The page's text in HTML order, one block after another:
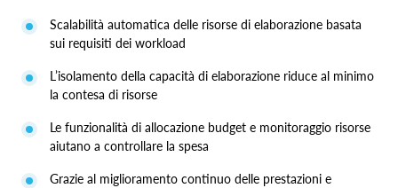
Scalabilità automatica delle risorse di elaborazione basata
sui requisiti dei workload
L’isolamento della capacità di elaborazione riduce al minimo
la contesa di risorse
Le funzionalità di allocazione budget e monitoraggio risorse
aiutano a controllare la spesa
Grazie al miglioramento continuo delle prestazioni e